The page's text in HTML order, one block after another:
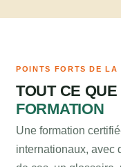
POINTS FORTS DE LA
TOUT CE
FORMATION
Une formation
internationaux, avec